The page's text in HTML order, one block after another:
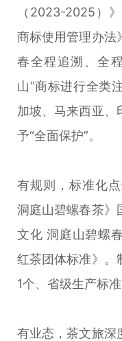
（2023-2025）
商标使用管理办法
春全程追溯、全
山”商标进行全类
加坡、马来西亚、
予“全面保护”。
有规则，标准化
洞庭山碧螺春茶》
文化 洞庭山碧螺
红茶团体标准》。
1个、省级生产标
有业态，茶文旅深